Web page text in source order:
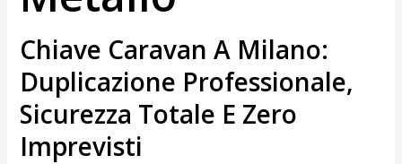
Chiave Caravan A Milano:
Duplicazione Professionale,
Sicurezza Totale E Zero
Imprevisti